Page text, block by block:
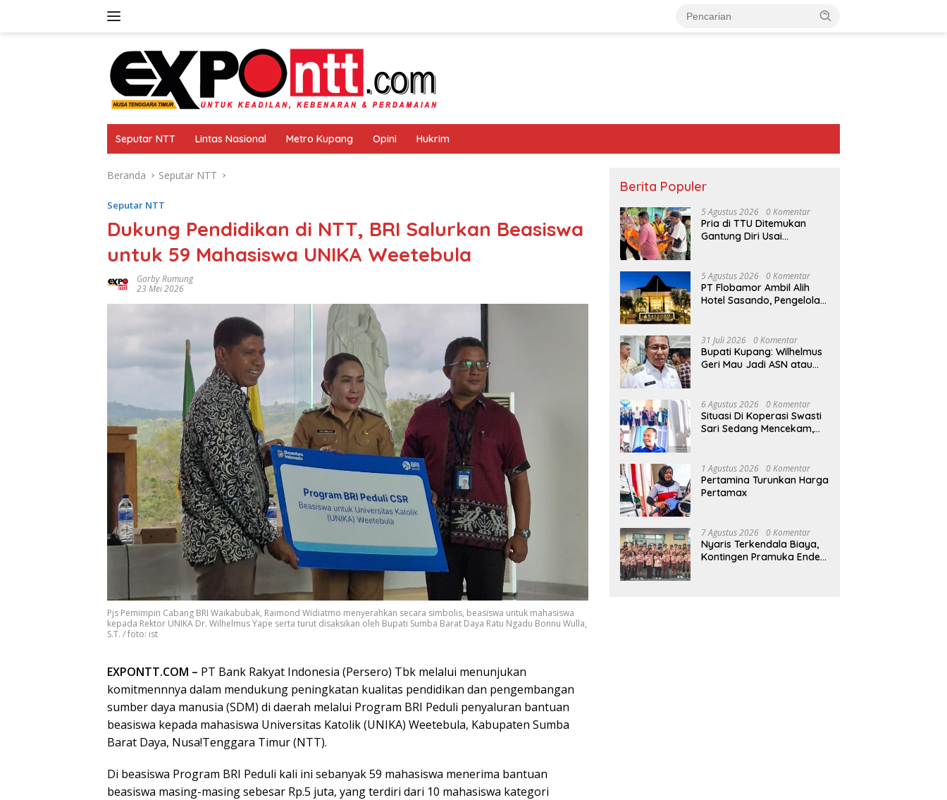
Seputar NTT Lintas Nasional Metro Kupang Opini Hukrim
Beranda Seputar NTT
Seputar NTT
Dukung Pendidikan di NTT, BRI Salurkan Beasiswa
untuk 59 Mahasiswa UNIKA Weetebula
Gorby Rumung
23 Mei 2026
Pjs Pemimpin Cabang BRI Waikabubak, Raimond Widiatmo menyerahkan secara simbolis, beasiswa untuk mahasiswa
kepada Rektor UNIKA Dr. Wilhelmus Yape serta turut disaksikan oleh Bupati Sumba Barat Daya Ratu Ngadu Bonnu Wulla,
S.T. / foto: ist
EXPONTT.COM – PT Bank Rakyat Indonesia (Persero) Tbk melalui menunjukan
komitmennnya dalam mendukung peningkatan kualitas pendidikan dan pengembangan
sumber daya manusia (SDM) di daerah melalui Program BRI Peduli penyaluran bantuan
beasiswa kepada mahasiswa Universitas Katolik (UNIKA) Weetebula, Kabupaten Sumba
Barat Daya, Nusa!Tenggara Timur (NTT).
Di beasiswa Program BRI Peduli kali ini sebanyak 59 mahasiswa menerima bantuan
beasiswa masing-masing sebesar Rp.5 juta, yang terdiri dari 10 mahasiswa kategori
Berita Populer
5 Agustus 2026 0 Komentar
Pria di TTU Ditemukan
Gantung Diri Usai
5 Agustus 2026 0 Komentar
PT Flobamor Ambil Alih
Hotel Sasando, Pengelola
Pemprov NTT
31 Juli 2026 0 Komentar
Bupati Kupang: Wilhelmus
Geri Mau Jadi ASN atau
6 Agustus 2026 0 Komentar
Situasi Di Koperasi Swasti
Sari Sedang Mencekam,
1 Agustus 2026 0 Komentar
Pertamina Turunkan Harga
Pertamax
7 Agustus 2026 0 Komentar
Nyaris Terkendala Biaya,
Kontingen Pramuka Ende